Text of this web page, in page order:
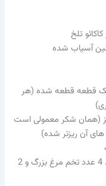
تلخ
آسیاب شده
قطعه قطعه شده (هر
(همان شکر معمولی است
های آن ریزتر شده)
یک فنجان تخم مرغ شامل حدود 4 عدد تخم مرغ بزرگ و 2